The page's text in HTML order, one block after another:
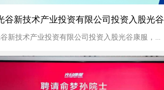
谷新技术产业投资有限公司投资入股光谷